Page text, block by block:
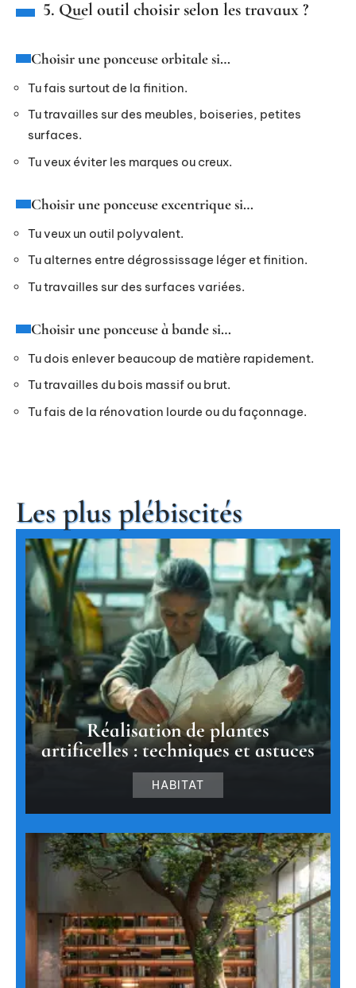
5. Quel outil choisir selon les travaux ?
Choisir une ponceuse orbitale si…
Tu fais surtout de la finition.
Tu travailles sur des meubles, boiseries, petites
surfaces.
Tu veux éviter les marques ou creux.
Choisir une ponceuse excentrique si…
Tu veux un outil polyvalent.
Tu alternes entre dégrossissage léger et finition.
Tu travailles sur des surfaces variées.
Choisir une ponceuse à bande si…
Tu dois enlever beaucoup de matière rapidement.
Tu travailles du bois massif ou brut.
Tu fais de la rénovation lourde ou du façonnage.
Les plus plébiscités
Réalisation de plantes
artificelles : techniques et astuces
HABITAT